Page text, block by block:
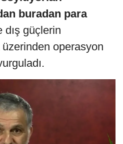
buradan para
dış güçlerin
operasyon